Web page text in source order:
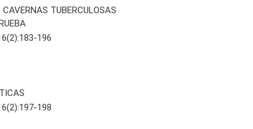
TUBERCULOSAS
196
198